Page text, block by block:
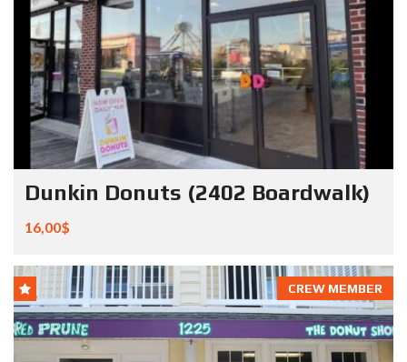
Dunkin Donuts (2402 Boardwalk)
16,00$
CREW MEMBER